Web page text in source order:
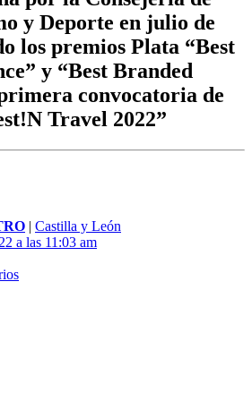
y Deporte en julio de
los premios Plata “Best
y “Best Branded
convocatoria de
Travel 2022”
| Castilla y León
a las 11:03 am